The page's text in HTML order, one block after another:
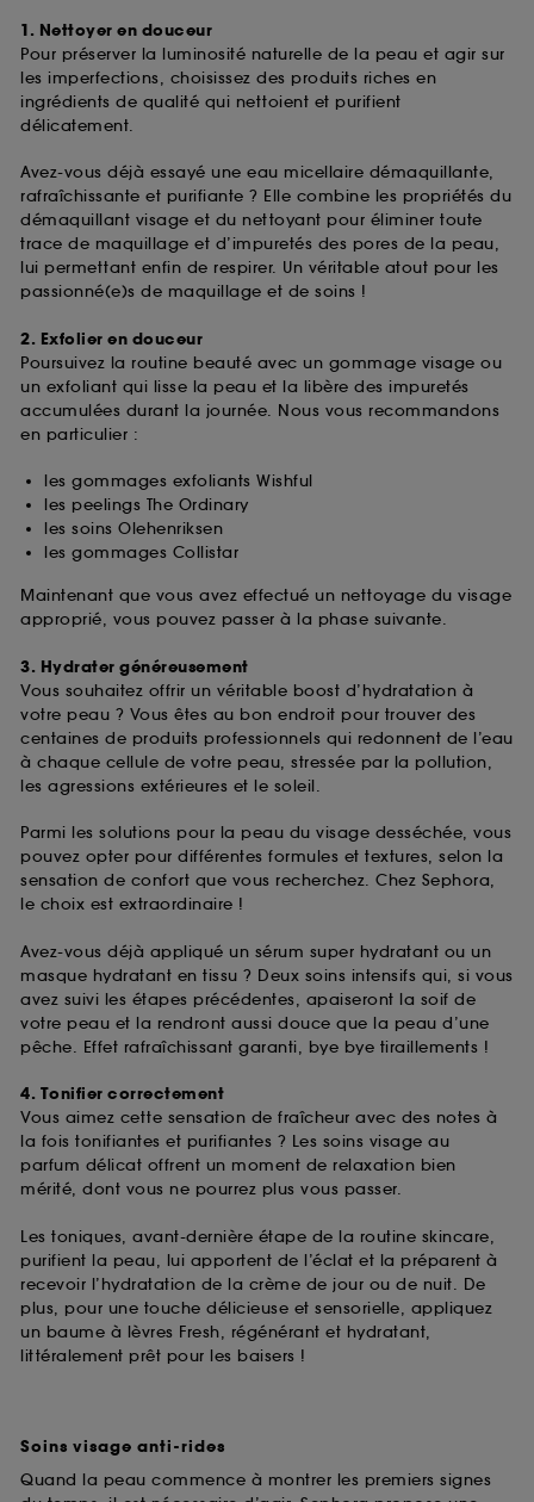
1. Nettoyer en douceur
Pour préserver la luminosité naturelle de la peau et agir sur
les imperfections, choisissez des produits riches en
ingrédients de qualité qui nettoient et purifient
délicatement.
Avez-vous déjà essayé une eau micellaire démaquillante,
rafraîchissante et purifiante ? Elle combine les propriétés du
démaquillant visage et du nettoyant pour éliminer toute
trace de maquillage et d’impuretés des pores de la peau,
lui permettant enfin de respirer. Un véritable atout pour les
passionné(e)s de maquillage et de soins !
2. Exfolier en douceur
Poursuivez la routine beauté avec un gommage visage ou
un exfoliant qui lisse la peau et la libère des impuretés
accumulées durant la journée. Nous vous recommandons
en particulier :
les gommages exfoliants Wishful
les peelings The Ordinary
les soins Olehenriksen
les gommages Collistar
Maintenant que vous avez effectué un nettoyage du visage
approprié, vous pouvez passer à la phase suivante.
3. Hydrater généreusement
Vous souhaitez offrir un véritable boost d’hydratation à
votre peau ? Vous êtes au bon endroit pour trouver des
centaines de produits professionnels qui redonnent de l’eau
à chaque cellule de votre peau, stressée par la pollution,
les agressions extérieures et le soleil.
Parmi les solutions pour la peau du visage desséchée, vous
pouvez opter pour différentes formules et textures, selon la
sensation de confort que vous recherchez. Chez Sephora,
le choix est extraordinaire !
Avez-vous déjà appliqué un sérum super hydratant ou un
masque hydratant en tissu ? Deux soins intensifs qui, si vous
avez suivi les étapes précédentes, apaiseront la soif de
votre peau et la rendront aussi douce que la peau d’une
pêche. Effet rafraîchissant garanti, bye bye tiraillements !
4. Tonifier correctement
Vous aimez cette sensation de fraîcheur avec des notes à
la fois tonifiantes et purifiantes ? Les soins visage au
parfum délicat offrent un moment de relaxation bien
mérité, dont vous ne pourrez plus vous passer.
Les toniques, avant-dernière étape de la routine skincare,
purifient la peau, lui apportent de l’éclat et la préparent à
recevoir l’hydratation de la crème de jour ou de nuit. De
plus, pour une touche délicieuse et sensorielle, appliquez
un baume à lèvres Fresh, régénérant et hydratant,
littéralement prêt pour les baisers !
Soins visage anti-rides
Quand la peau commence à montrer les premiers signes